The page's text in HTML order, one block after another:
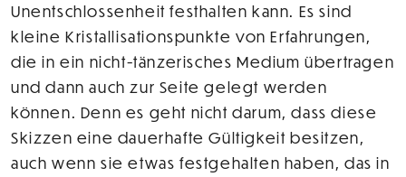
Unentschlossenheit festhalten kann. Es sind
kleine Kristallisationspunkte von Erfahrungen,
die in ein nicht-tänzerisches Medium übertragen
und dann auch zur Seite gelegt werden
können. Denn es geht nicht darum, dass diese
Skizzen eine dauerhafte Gültigkeit besitzen,
auch wenn sie etwas festgehalten haben, das in